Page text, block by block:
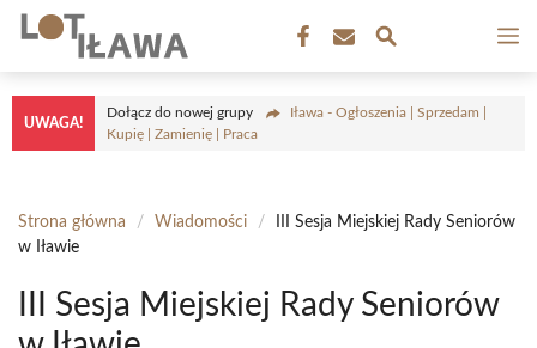
Przejdź
treści
UWAGA!
Dołącz do nowej grupy
Iława - Ogłoszenia | Sprzedam |
Kupię | Zamienię | Praca
Strona główna / Wiadomości /
III Sesja Miejskiej Rady Seniorów
w Iławie
III Sesja Miejskiej Rady Seniorów